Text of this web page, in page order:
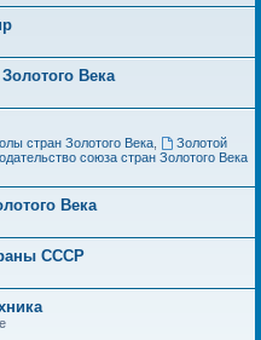
Века
стран Золотого Века,
Золотой
союза стран Золотого Века
Века
СССР